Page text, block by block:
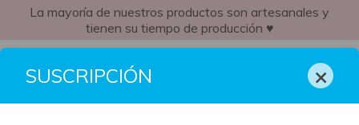
La mayoría de nuestros productos son artesanales y
tienen su tiempo de producción ♥
SUSCRIPCIÓN ×